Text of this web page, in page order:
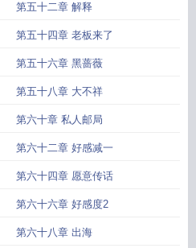
第五十二章 解释
第五十四章 老板来了
第五十六章 黑蔷薇
第五十八章 大不祥
第六十章 私人邮局
第六十二章 好感减一
第六十四章 愿意传话
第六十六章 好感度2
第六十八章 出海